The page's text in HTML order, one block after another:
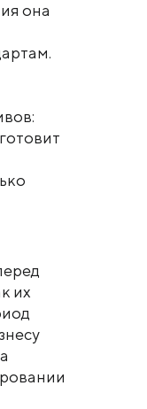
она
их